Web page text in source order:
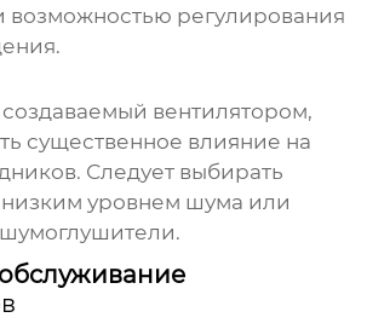
регулирования
вентилятором,
существенное влияние на
Следует выбирать
низким уровнем шума или
шумоглушители.